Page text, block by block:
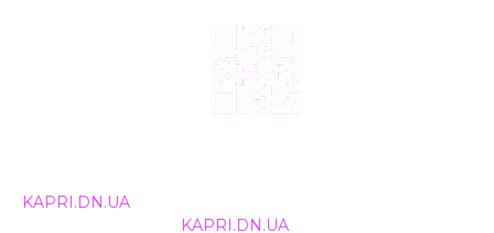
KAPRI.DN.UA
KAPRI.DN.UA